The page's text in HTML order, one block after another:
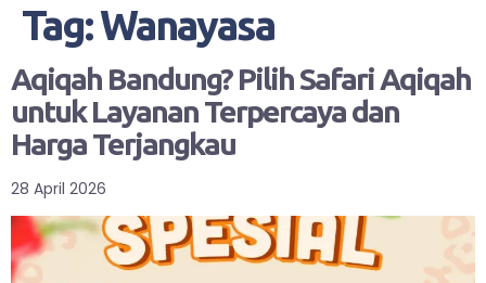
Tag:Wanayasa
Aqiqah Bandung? Pilih Safari Aqiqah
untuk Layanan Terpercaya dan
Harga Terjangkau
28 April 2026